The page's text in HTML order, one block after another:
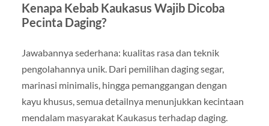
Kenapa Kebab Kaukasus Wajib Dicoba
Pecinta Daging?
Jawabannya sederhana: kualitas rasa dan teknik
pengolahannya unik. Dari pemilihan daging segar,
marinasi minimalis, hingga pemanggangan dengan
kayu khusus, semua detailnya menunjukkan kecintaan
mendalam masyarakat Kaukasus terhadap daging.